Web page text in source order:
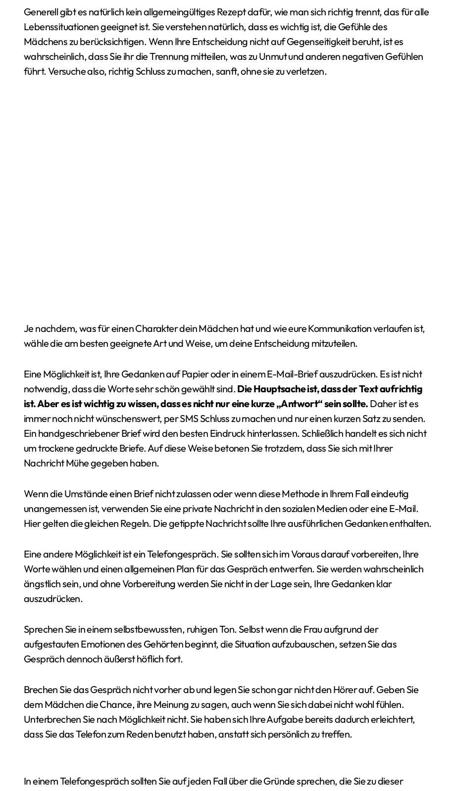
Generell gibt es natürlich kein allgemeingültiges Rezept dafür, wie man sich richtig trennt, das für alle
Lebenssituationen geeignet ist. Sie verstehen natürlich, dass es wichtig ist, die Gefühle des
Mädchens zu berücksichtigen. Wenn Ihre Entscheidung nicht auf Gegenseitigkeit beruht, ist es
wahrscheinlich, dass Sie ihr die Trennung mitteilen, was zu Unmut und anderen negativen Gefühlen
führt. Versuche also, richtig Schluss zu machen, sanft, ohne sie zu verletzen.
Je nachdem, was für einen Charakter dein Mädchen hat und wie eure Kommunikation verlaufen ist,
wähle die am besten geeignete Art und Weise, um deine Entscheidung mitzuteilen.
Eine Möglichkeit ist, Ihre Gedanken auf Papier oder in einem E-Mail-Brief auszudrücken. Es ist nicht
notwendig, dass die Worte sehr schön gewählt sind.Die Hauptsache ist, dass der Text aufrichtig
ist. Aber es ist wichtig zu wissen, dass es nicht nur eine kurze „Antwort“ sein sollte. Daher ist es
immer noch nicht wünschenswert, per SMS Schluss zu machen und nur einen kurzen Satz zu senden.
Ein handgeschriebener Brief wird den besten Eindruck hinterlassen. Schließlich handelt es sich nicht
um trockene gedruckte Briefe. Auf diese Weise betonen Sie trotzdem, dass Sie sich mit Ihrer
Nachricht Mühe gegeben haben.
Wenn die Umstände einen Brief nicht zulassen oder wenn diese Methode in Ihrem Fall eindeutig
unangemessen ist, verwenden Sie eine private Nachricht in den sozialen Medien oder eine E-Mail.
Hier gelten die gleichen Regeln. Die getippte Nachricht sollte Ihre ausführlichen Gedanken enthalten.
Eine andere Möglichkeit ist ein Telefongespräch. Sie sollten sich im Voraus darauf vorbereiten, Ihre
Worte wählen und einen allgemeinen Plan für das Gespräch entwerfen. Sie werden wahrscheinlich
ängstlich sein, und ohne Vorbereitung werden Sie nicht in der Lage sein, Ihre Gedanken klar
auszudrücken.
Sprechen Sie in einem selbstbewussten, ruhigen Ton. Selbst wenn die Frau aufgrund der
aufgestauten Emotionen des Gehörten beginnt, die Situation aufzubauschen, setzen Sie das
Gespräch dennoch äußerst höflich fort.
Brechen Sie das Gespräch nicht vorher ab und legen Sie schon gar nicht den Hörer auf. Geben Sie
dem Mädchen die Chance, ihre Meinung zu sagen, auch wenn Sie sich dabei nicht wohl fühlen.
Unterbrechen Sie nach Möglichkeit nicht. Sie haben sich Ihre Aufgabe bereits dadurch erleichtert,
dass Sie das Telefon zum Reden benutzt haben, anstatt sich persönlich zu treffen.
In einem Telefongespräch sollten Sie auf jeden Fall über die Gründe sprechen, die Sie zu dieser